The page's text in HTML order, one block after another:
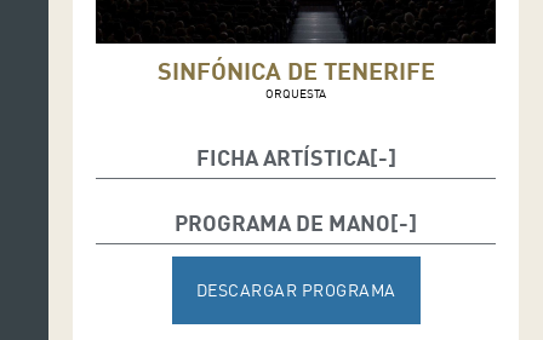
SINFÓNICA DE TENERIFE
ORQUESTA
FICHA ARTÍSTICA
Solistas
PROGRAMA DE MANO
DESCARGAR PROGRAMA